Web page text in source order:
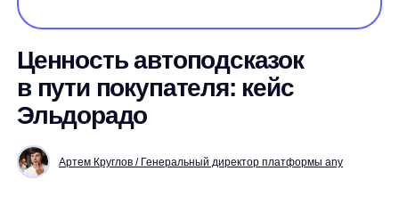
Ценность автоподсказок
в пути покупателя: кейс
Эльдорадо
Артем Круглов / Генеральный директор платформы any
3 минуты